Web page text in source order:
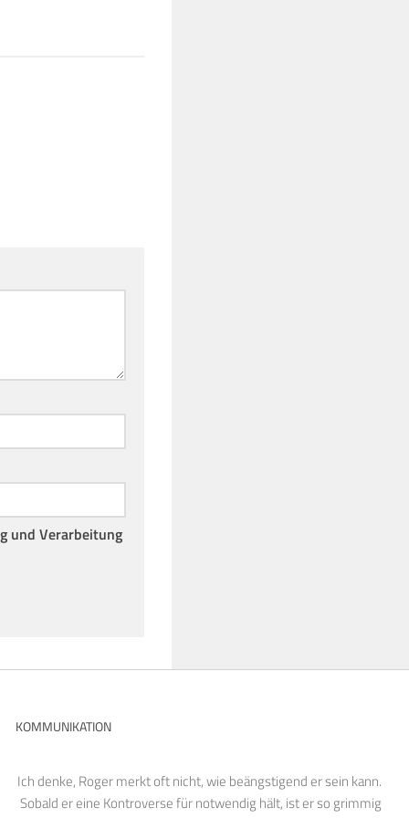
und Verarbeitung
KOMMUNIKATION
Ich denke, Roger merkt oft nicht, wie beängstigend er sein kann.
Sobald er eine Kontroverse für notwendig hält, ist er so grimmig